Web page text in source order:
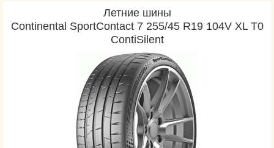
Летние шины
Continental SportContact 7 255/45 R19 104V XL Т0
ContiSilent